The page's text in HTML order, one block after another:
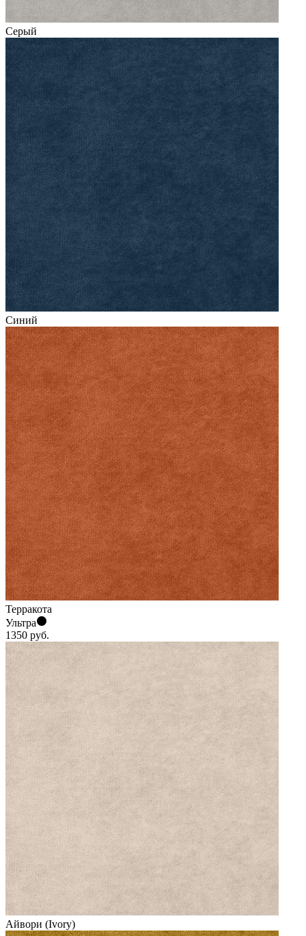
Серый
Синий
Терракота
Ультра
1350 руб.
Айвори (Ivory)